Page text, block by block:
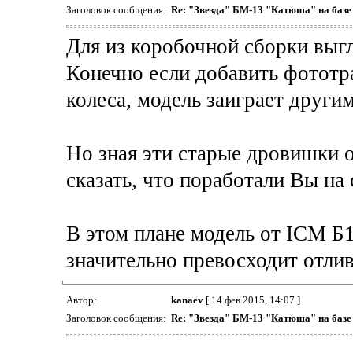
Заголовок сообщения: Re: "Звезда" БМ-13 "Катюша" на базе
Для из коробочной сборки
Конечно если добавить
колеса, модель заиграет
Но зная эти старые дровишки
сказать, что поработали Вы на
В этом плане модель от ICM
значительно превосходит
Автор: kanaev[ 14 фев 2015, 14:07 ]
Заголовок сообщения: Re: "Звезда" БМ-13 "Катюша" на базе